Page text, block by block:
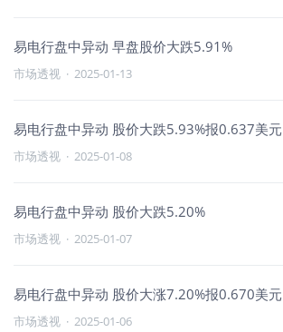
易电行盘中异动 早盘股价大跌5.91%
市场透视 · 2025-01-13
易电行盘中异动 股价大跌5.93%报0.637美元
市场透视 · 2025-01-08
易电行盘中异动 股价大跌5.20%
市场透视 · 2025-01-07
易电行盘中异动 股价大涨7.20%报0.670美元
市场透视 · 2025-01-06